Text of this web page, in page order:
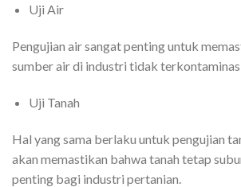
Uji Air
Pengujian air sangat penting untuk
sumber air di industri tidak
Uji Tanah
Hal yang sama berlaku untuk pengujian
akan memastikan bahwa tanah tetap
penting bagi industri pertanian.